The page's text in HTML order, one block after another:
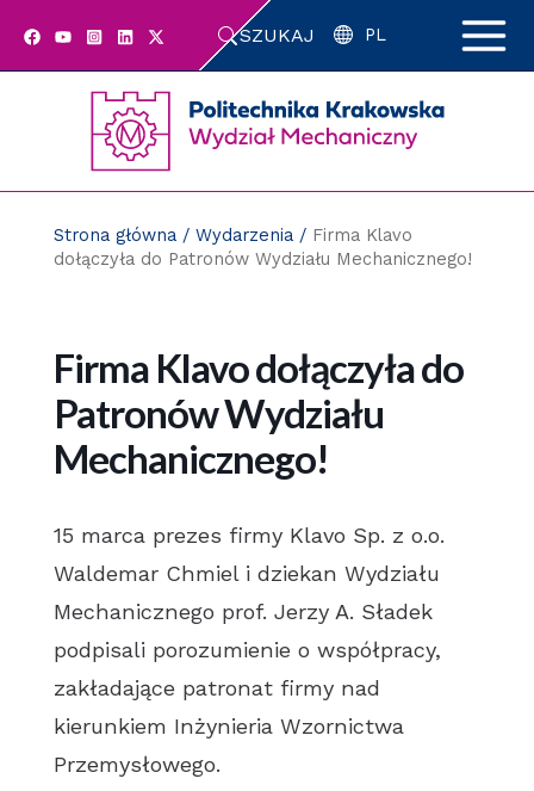
SZUKAJ PL
Strona główna/ Wydarzenia/ Firma Klavo
dołączyła do Patronów Wydziału Mechanicznego!
Firma Klavo dołączyła do
Patronów Wydziału
Mechanicznego!
15 marca prezes firmy Klavo Sp. z o.o.
Waldemar Chmiel i dziekan Wydziału
Mechanicznego prof. Jerzy A. Sładek
podpisali porozumienie o współpracy,
zakładające patronat firmy nad
kierunkiem Inżynieria Wzornictwa
Przemysłowego.